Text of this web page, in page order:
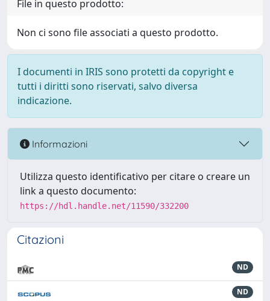
File in questo prodotto:
Non ci sono file associati a questo prodotto.
I documenti in IRIS sono protetti da copyright e
tutti i diritti sono riservati, salvo diversa
indicazione.
Informazioni
Utilizza questo identificativo per citare o creare un
link a questo documento:
https://hdl.handle.net/11590/332200
Citazioni
ND
ND